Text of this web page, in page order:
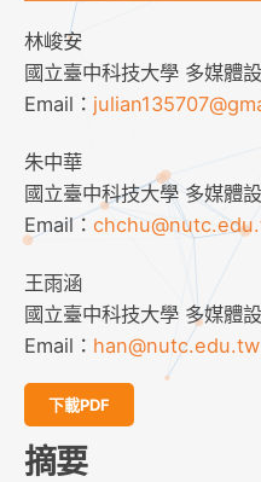
林峻安
國立臺中科技大學 多媒體
Email：
朱中華
國立臺中科技大學 多媒體
Email：
王雨涵
國立臺中科技大學 多媒體
Email： han@nutc.edu.tw
下載PDF
摘要